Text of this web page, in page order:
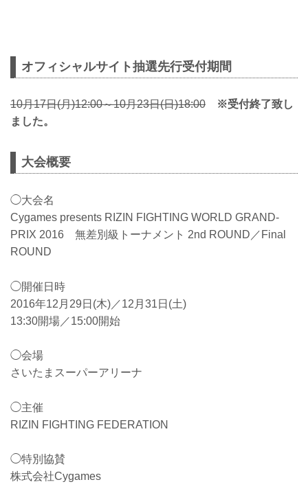
オフィシャルサイト抽選先行受付期間
10月17日(月)12:00～10月23日(日)18:00
※受付終了致し
ました。
大会概要
◯大会名
Cygames presents RIZIN FIGHTING WORLD GRAND-
PRIX 2016 無差別級トーナメント 2nd ROUND／Final
ROUND
◯開催日時
2016年12月29日(木)／12月31日(土)
13:30開場／15:00開始
◯会場
さいたまスーパーアリーナ
◯主催
RIZIN FIGHTING FEDERATION
◯特別協賛
株式会社Cygames